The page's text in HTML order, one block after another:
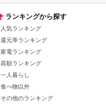
ランキングから探す
人気ランキング
還元率ランキング
家電ランキング
高額ランキング
一人暮らし
食べ物以外
その他のランキング